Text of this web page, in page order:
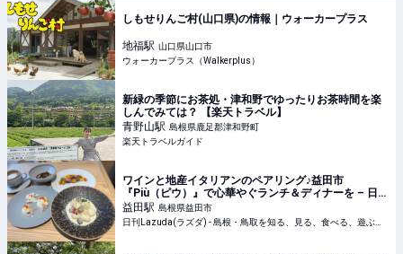
しもせりんご村(山口県)の情報｜ウォーカープラス
地福駅 山口県山口市
ウォーカープラス（Walkerplus）
新緑の季節にお茶処・津和野でゆったりお茶時間を楽
しんでみては？ 【楽天トラベル】
青野山駅 島根県鹿足郡津和野町
楽天トラベルガイド
ワインと地産イタリアンのペアリング♪益田市
『Più（ピウ）』で心華やぐランチ＆ディナーを – 日刊
Lazuda
益田駅 島根県益田市